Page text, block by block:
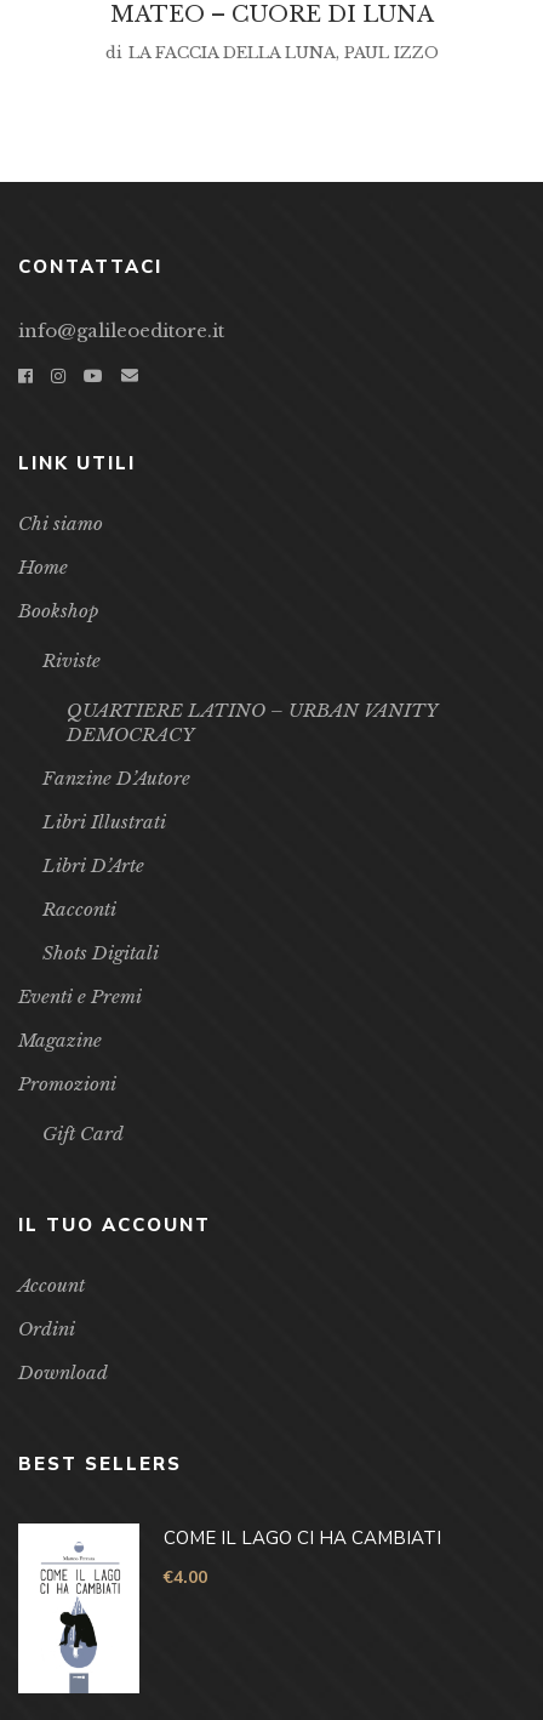
MATEO – CUORE DI LUNA
di LA FACCIA DELLA LUNA, PAUL IZZO
CONTATTACI
info@galileoeditore.it
LINK UTILI
Chi siamo
Home
Bookshop
Riviste
QUARTIERE LATINO – URBAN VANITY
DEMOCRACY
Fanzine D’Autore
Libri Illustrati
Libri D’Arte
Racconti
Shots Digitali
Eventi e Premi
Magazine
Promozioni
Gift Card
IL TUO ACCOUNT
Account
Ordini
Download
BEST SELLERS
COME IL LAGO CI HA CAMBIATI
€4.00